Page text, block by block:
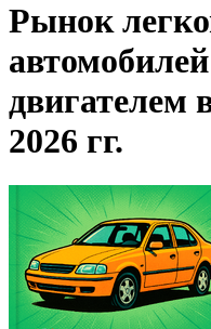
Рынок
двигателем
2026 гг.